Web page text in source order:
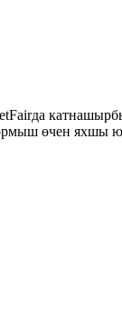
өчен яхшы